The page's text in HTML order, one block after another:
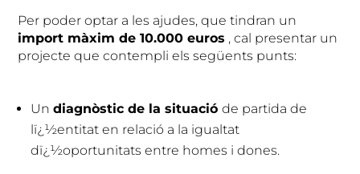
Per poder optar a les ajudes, que tindran un
import màxim de 10.000 euros , cal presentar un
projecte que contempli els següents punts:
Undiagnòstic de la situació de partida de
lï¿½entitat en relació a la igualtat
dï¿½oportunitats entre homes i dones.